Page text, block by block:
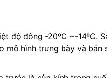
độ đông -20ºC ~-14ºC.
mô hình trưng bày và bán